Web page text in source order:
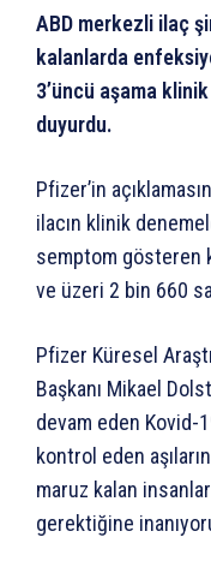
ABD merkezli ilaç
kalanlarda
3’üncü aşama
duyurdu.
Pfizer’in
ilacın klinik
semptom gösteren
ve üzeri 2 bin 660
Pfizer Küresel
Başkanı Mikael
devam eden Kovid-
kontrol eden
maruz kalan
gerektiğine